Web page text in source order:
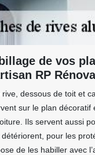
de vos
RP
dessous de toit et
sur le plan décoratif
Ils servent aussi
pour les
de les habiller avec